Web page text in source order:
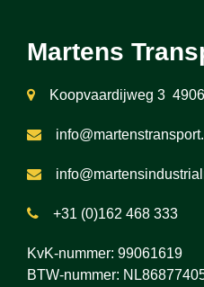
Martens
Koopvaardijweg 3
+31 (0)162 468 333
KvK-nummer: 99061619
BTW-nummer: